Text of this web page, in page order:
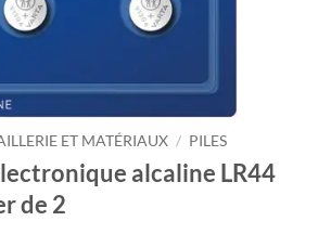
ET MATÉRIAUX / PILES
alcaline LR44
de 2